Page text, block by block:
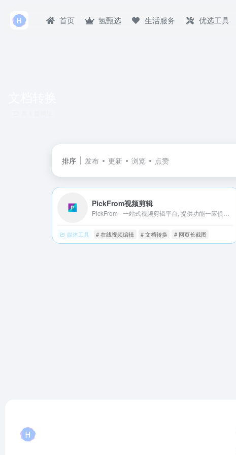
首页 氢甄选 生活服务 优选工具
排序 发布 更新 浏览 点赞
PickFrom视频剪辑
媒体工具 # 在线视频编辑 # 文档转换 # 网页长截图